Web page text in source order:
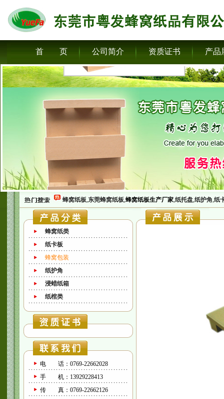
首 页 公司简介 资质证书 产品
蜂窝纸板,东莞蜂窝纸板,蜂窝纸板生产厂家,纸托盘,纸护角,纸
蜂窝纸类
纸卡板
蜂窝包装
纸护角
浸蜡纸箱
纸棺类
电 话：0769-22662028
手 机：13929228413
传 真：0769-22662126